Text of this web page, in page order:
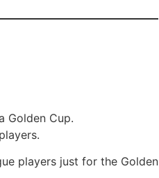
Golden Cup.
players just for the Golden